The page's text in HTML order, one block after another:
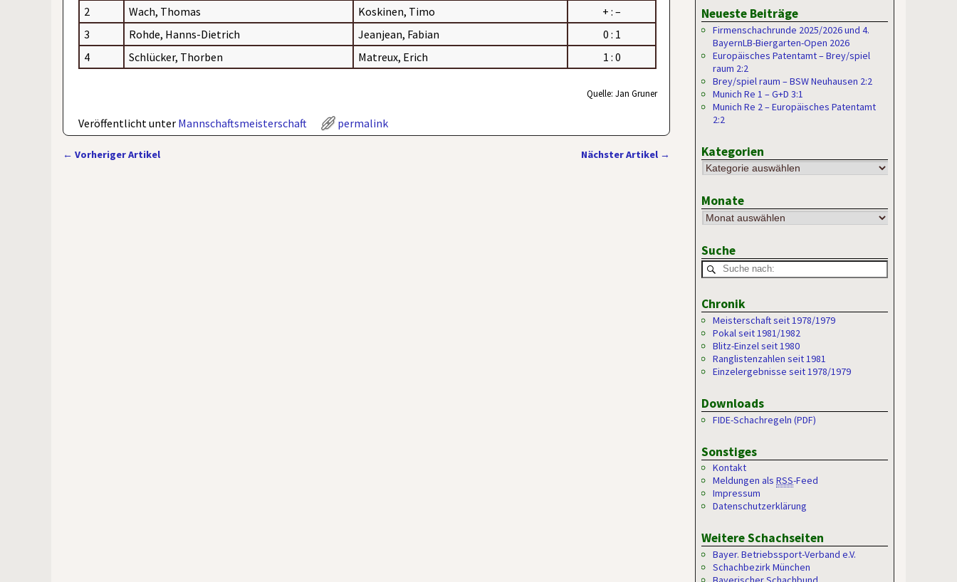
2
Wach, Thomas Koskinen, Timo
+ : –
3
Rohde, Hanns-Dietrich Jeanjean, Fabian
0 : 1
4
Schlücker, Thorben Matreux, Erich 1 : 0
Quelle: Jan Gruner
Veröffentlicht unter Mannschaftsmeisterschaft permalink
← Vorheriger Artikel Nächster Artikel →
Neueste Beiträge
Firmenschachrunde 2025/2026 und 4.
BayernLB-Biergarten-Open 2026
Europäisches Patentamt – Brey/spiel
raum 2:2
Brey/spiel raum – BSW Neuhausen 2:2
Munich Re 1 – G+D 3:1
Munich Re 2 – Europäisches Patentamt
2:2
Kategorien
Monate
Suche
Chronik
Meisterschaft seit 1978/1979
Pokal seit 1981/1982
Blitz-Einzel seit 1980
Ranglistenzahlen seit 1981
Einzelergebnisse seit 1978/1979
Downloads
FIDE-Schachregeln (PDF)
Sonstiges
Kontakt
Meldungen alsRSS-Feed
Impressum
Datenschutzerklärung
Weitere Schachseiten
Bayer. Betriebssport-Verband e.V.
Schachbezirk München